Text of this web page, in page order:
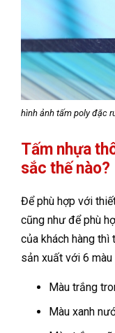
hình ảnh tấm poly đặc
Tấm nhựa
sắc thế nào?
Để phù hợp với
cũng như để phù
của khách hàng
sản xuất với 6 màu
Màu trắng
Màu xanh